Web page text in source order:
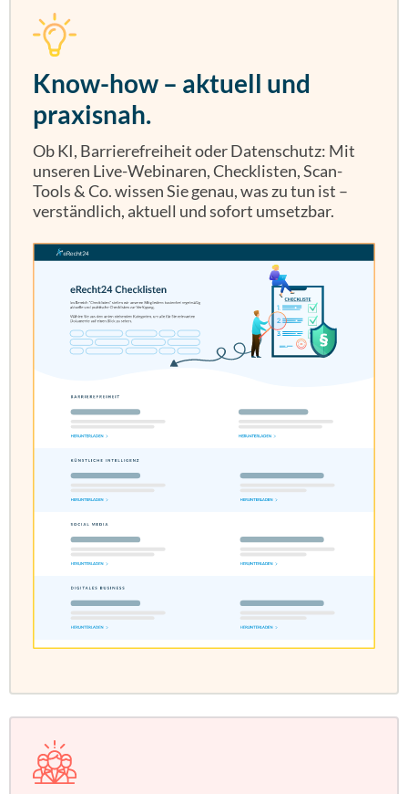
Know-how – aktuell und
praxisnah.
Ob KI, Barrierefreiheit oder Datenschutz: Mit
unseren Live-Webinaren, Checklisten, Scan-
Tools & Co. wissen Sie genau, was zu tun ist –
verständlich, aktuell und sofort umsetzbar.